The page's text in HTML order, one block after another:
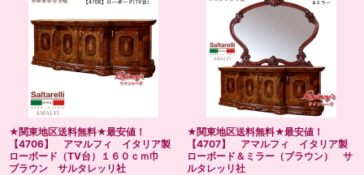
★関東地区送料無料★最安値！
【4706】 アマルフィ イタリア製
ローボード（TV台）１６０ｃｍ巾
ブラウン サルタレッリ社
★関東地区送料無料★最安値！
【4707】 アマルフィ イタリア製
ローボード＆ミラー（ブラウン） サ
ルタレッリ社